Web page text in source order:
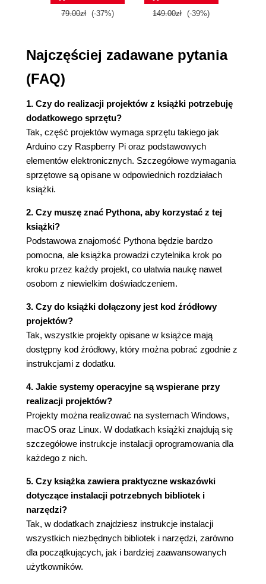
Żółwia grafika
Konstruktor Spiro
Tworzenie animacji
Klasa SpiroAnimator
Metoda genRandomParams()
Ponowne uruchamianie programu
Metoda update()
Wyświetlanie lub ukrywanie kursora
Parsowanie argumentów wiersza
Kompletny kod
Uruchomienie animacji spirografu
Podsumowanie
Eksperymenty!
3. Gra w życie
Jak to działa?
Wymagania
Kod
Reprezentacja planszy
Warunki brzegowe
Implementacja reguł
Wysyłanie do programu argumentów
Inicjowanie symulacji
Uruchamianie symulacji Gry w życie
Podsumowanie
Eksperymenty!
4. Generowanie tonów harmonicznych za pomocą
algorytmu Karplusa-Stronga
Jak to działa?
Symulacja
79.00zł (-37%) 149.00zł (-39%)
Najczęściej zadawane pytania
(FAQ)
1. Czy do realizacji projektów z książki potrzebuję
dodatkowego sprzętu?
Tak, część projektów wymaga sprzętu takiego jak
Arduino czy Raspberry Pi oraz podstawowych
elementów elektronicznych. Szczegółowe wymagania
sprzętowe są opisane w odpowiednich rozdziałach
książki.
2. Czy muszę znać Pythona, aby korzystać z tej
książki?
Podstawowa znajomość Pythona będzie bardzo
pomocna, ale książka prowadzi czytelnika krok po
kroku przez każdy projekt, co ułatwia naukę nawet
osobom z niewielkim doświadczeniem.
3. Czy do książki dołączony jest kod źródłowy
projektów?
Tak, wszystkie projekty opisane w książce mają
dostępny kod źródłowy, który można pobrać zgodnie z
instrukcjami z dodatku.
4. Jakie systemy operacyjne są wspierane przy
realizacji projektów?
Projekty można realizować na systemach Windows,
macOS oraz Linux. W dodatkach książki znajdują się
szczegółowe instrukcje instalacji oprogramowania dla
każdego z nich.
5. Czy książka zawiera praktyczne wskazówki
dotyczące instalacji potrzebnych bibliotek i
narzędzi?
Tak, w dodatkach znajdziesz instrukcje instalacji
wszystkich niezbędnych bibliotek i narzędzi, zarówno
dla początkujących, jak i bardziej zaawansowanych
użytkowników.